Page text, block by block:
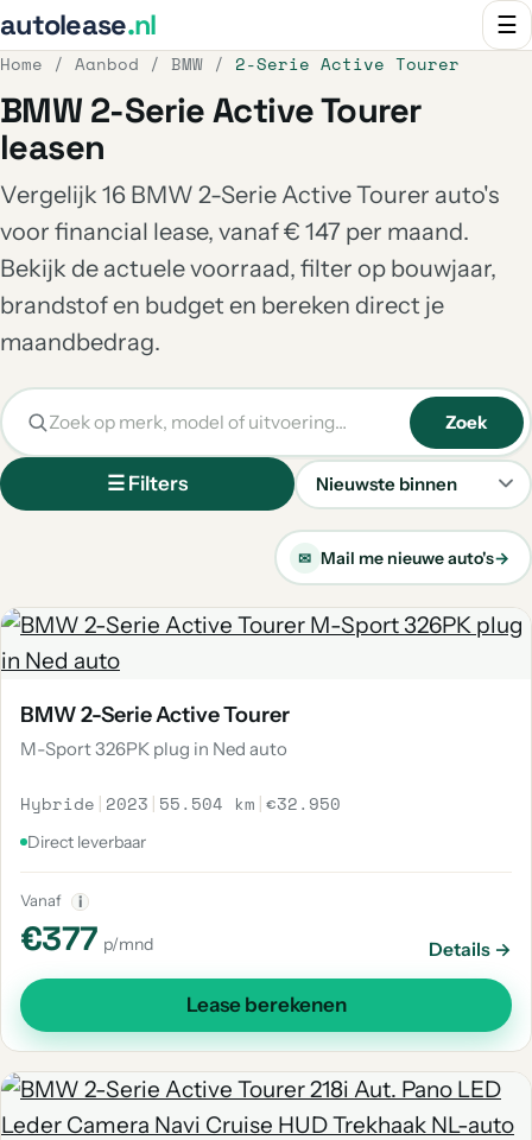
autolease.nl ☰
Home / Aanbod / BMW / 2-Serie Active Tourer
BMW 2-Serie Active Tourer
leasen
Vergelijk 16 BMW 2-Serie Active Tourer auto's
voor financial lease, vanaf € 147 per maand.
Bekijk de actuele voorraad, filter op bouwjaar,
brandstof en budget en bereken direct je
maandbedrag.
☰ Filters
Sorteren
Zoek
✉ Mail me nieuwe auto's→
BMW 2-Serie Active Tourer
M-Sport 326PK plug in Ned auto
Hybride | 2023 | 55.504 km |€32.950
Direct leverbaar
Vanaf i
€377 p/mnd Details →
Lease berekenen